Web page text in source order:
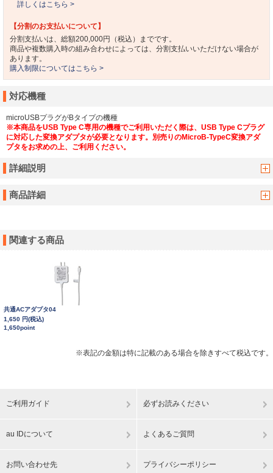
詳しくはこちら >
【分割のお支払いについて】
分割支払いは、総額200,000円（税込）までです。
商品や複数購入時の組み合わせによっては、分割支払いいただけない場合が
あります。
購入制限についてはこちら >
対応機種
microUSBプラグがBタイプの機種
※本商品をUSB Type C専用の機種でご利用いただく際は、USB Type Cプラグ
に対応した変換アダプタが必要となります。別売りのMicroB-TypeC変換アダ
プタをお求めの上、ご利用ください。
詳細説明
商品詳細
関連する商品
共通ACアダプタ04
1,650 円(税込)
1,650point
※表記の金額は特に記載のある場合を除きすべて税込です。
ご利用ガイド 必ずお読みください
au IDについて よくあるご質問
お問い合わせ先 プライバシーポリシー